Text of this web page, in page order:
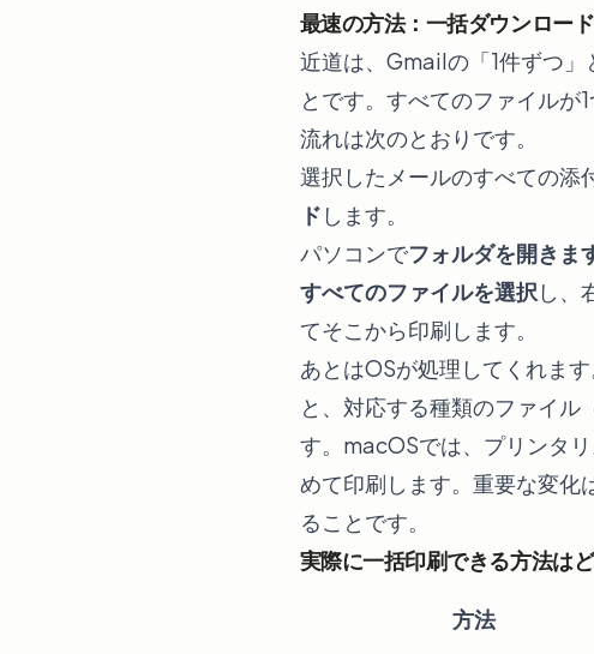
最速の方法：一括ダウンロー
近道は、Gmailの「1件ずつ
とです。すべてのファイルが
流れは次のとおりです。
選択したメールのすべての添
ド します。
パソコンでフォルダを開きま
すべてのファイルを選択 し、
てそこから印刷します。
あとはOSが処理してくれま
と、対応する種類のファイ
す。macOSでは、プリンタ
めて印刷します。重要な変化
ることです。
実際に一括印刷できる方法は
方法